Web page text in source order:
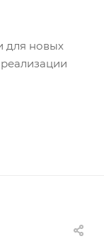
для новых